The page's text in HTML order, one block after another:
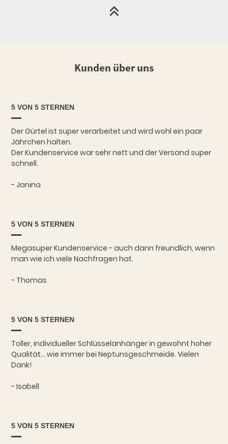
Kunden über uns
5 VON 5 STERNEN
Der Gürtel ist super verarbeitet und wird wohl ein paar
Jährchen halten.
Der Kundenservice war sehr nett und der Versand super
schnell.
- Janina
5 VON 5 STERNEN
Megasuper Kundenservice - auch dann freundlich, wenn
man wie ich viele Nachfragen hat.
- Thomas
5 VON 5 STERNEN
Toller, individueller Schlüsselanhänger in gewohnt hoher
Qualität... wie immer bei Neptunsgeschmeide. Vielen
Dank!
- Isabell
5 VON 5 STERNEN